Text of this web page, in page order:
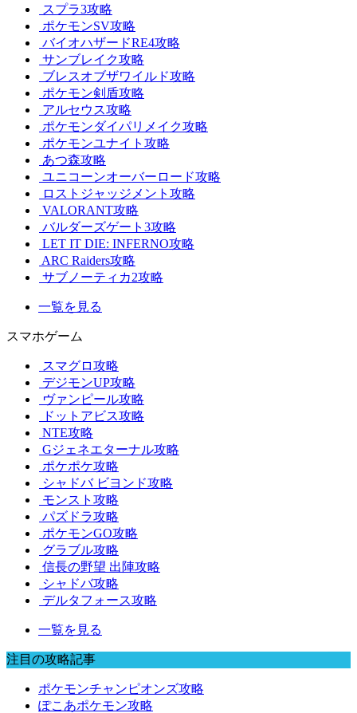
スプラ3攻略
ポケモンSV攻略
バイオハザードRE4攻略
サンブレイク攻略
ブレスオブザワイルド攻略
ポケモン剣盾攻略
アルセウス攻略
ポケモンダイパリメイク攻略
ポケモンユナイト攻略
あつ森攻略
ユニコーンオーバーロード攻略
ロストジャッジメント攻略
VALORANT攻略
バルダーズゲート3攻略
LET IT DIE: INFERNO攻略
ARC Raiders攻略
サブノーティカ2攻略
一覧を見る
スマホゲーム
スマグロ攻略
デジモンUP攻略
ヴァンピール攻略
ドットアビス攻略
NTE攻略
Gジェネエターナル攻略
ポケポケ攻略
シャドバ ビヨンド攻略
モンスト攻略
パズドラ攻略
ポケモンGO攻略
グラブル攻略
信長の野望 出陣攻略
シャドバ攻略
デルタフォース攻略
一覧を見る
注目の攻略記事
ポケモンチャンピオンズ攻略
ぽこあポケモン攻略